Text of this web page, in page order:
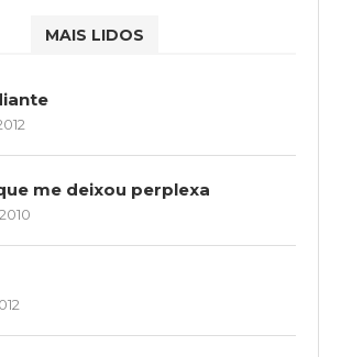
MAIS LIDOS
me deixou perplexa